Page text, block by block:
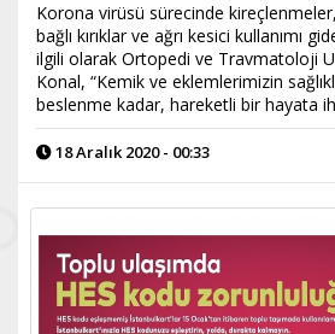
Korona virüsü sürecinde
bağlı kırıklar ve ağrı kesici kullanımı
ilgili olarak Ortopedi ve Travmatoloji
Konal, “Kemik ve eklemlerimizin
beslenme kadar, hareketli bir hayata
18 Aralık 2020 - 00:33